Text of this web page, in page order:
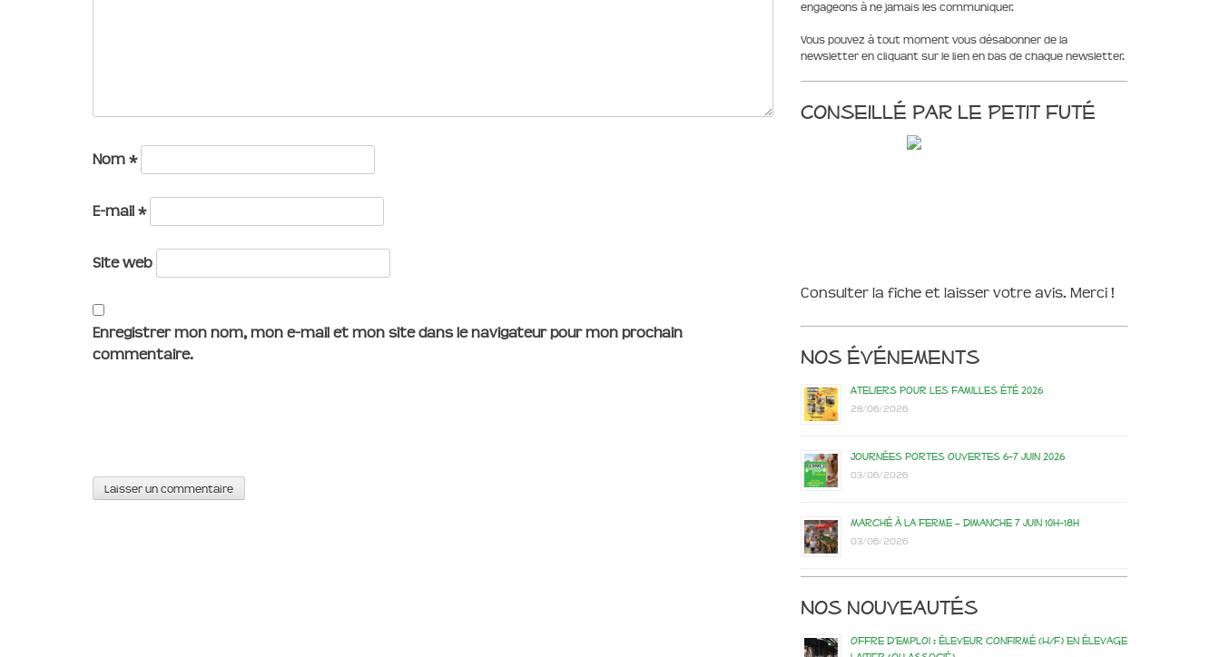
Nom *
E-mail *
Site web
Enregistrer mon nom, mon e-mail et mon site dans le navigateur pour mon prochain
commentaire.
engageons à ne jamais les communiquer.
Vous pouvez à tout moment vous désabonner de la
newsletter en cliquant sur le lien en bas de chaque newsletter.
Conseillé par le Petit Futé
Consulter la fiche et laisser votre avis. Merci !
Nos événements
Ateliers pour les familles été 2026
28/06/2026
Journées portes ouvertes 6-7 juin 2026
03/06/2026
Marché à la ferme – dimanche 7 juin 10h-18h
03/06/2026
Nos nouveautés
Offre d’emploi : éleveur confirmé (H/F) en élevage